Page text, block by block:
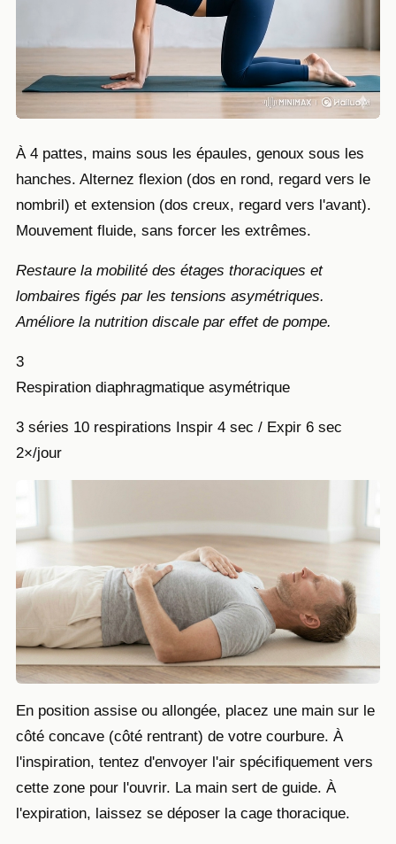
À 4 pattes, mains sous les épaules, genoux sous les
hanches. Alternez flexion (dos en rond, regard vers le
nombril) et extension (dos creux, regard vers l'avant).
Mouvement fluide, sans forcer les extrêmes.
Restaure la mobilité des étages thoraciques et
lombaires figés par les tensions asymétriques.
Améliore la nutrition discale par effet de pompe.
3
Respiration diaphragmatique asymétrique
3 séries 10 respirations Inspir 4 sec / Expir 6 sec
2×/jour
En position assise ou allongée, placez une main sur le
côté concave (côté rentrant) de votre courbure. À
l'inspiration, tentez d'envoyer l'air spécifiquement vers
cette zone pour l'ouvrir. La main sert de guide. À
l'expiration, laissez se déposer la cage thoracique.